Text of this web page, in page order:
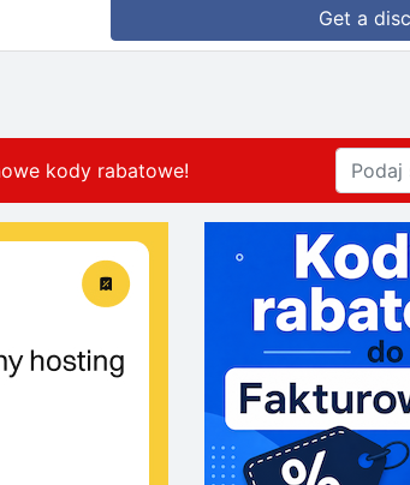
Get a
kody rabatowe!